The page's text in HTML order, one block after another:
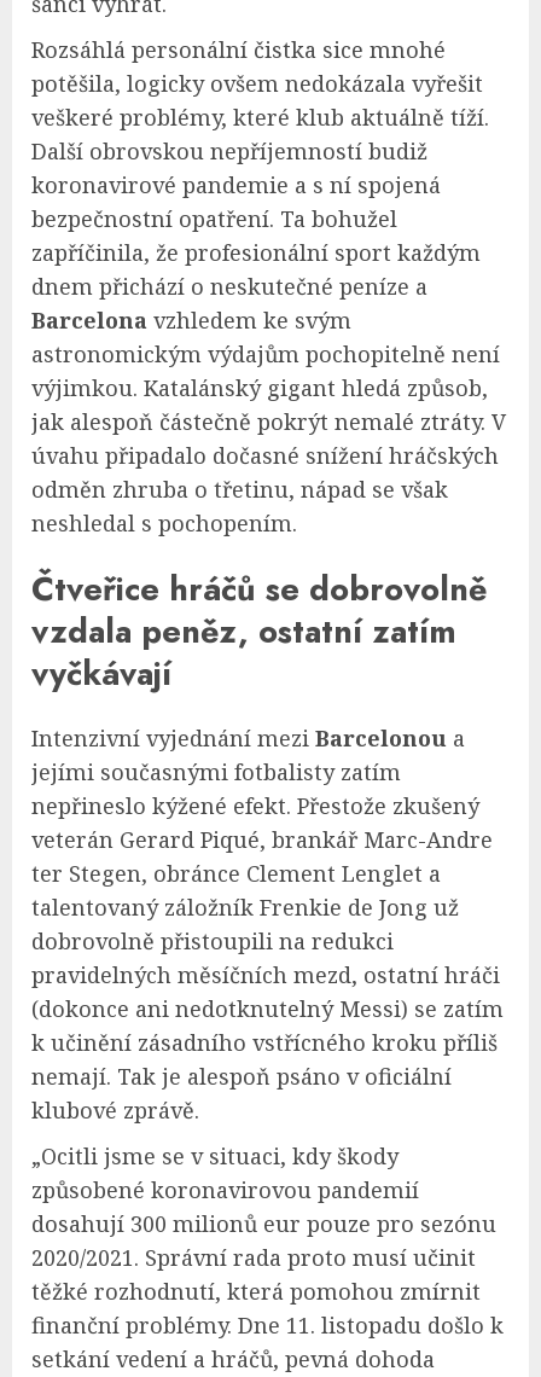
Rozsáhlá personální čistka sice mnohé
potěšila, logicky ovšem nedokázala vyřešit
veškeré problémy, které klub aktuálně tíží.
Další obrovskou nepříjemností budiž
koronavirové pandemie a s ní spojená
bezpečnostní opatření. Ta bohužel
zapříčinila, že profesionální sport každým
dnem přichází o neskutečné peníze a
Barcelona vzhledem ke svým
astronomickým výdajům pochopitelně není
výjimkou. Katalánský gigant hledá způsob,
jak alespoň částečně pokrýt nemalé ztráty. V
úvahu připadalo dočasné snížení hráčských
odměn zhruba o třetinu, nápad se však
neshledal s pochopením.
Čtveřice hráčů se dobrovolně
vzdala peněz, ostatní zatím
vyčkávají
Intenzivní vyjednání mezi Barcelonou a
jejími současnými fotbalisty zatím
nepřineslo kýžené efekt. Přestože zkušený
veterán Gerard Piqué, brankář Marc-Andre
ter Stegen, obránce Clement Lenglet a
talentovaný záložník Frenkie de Jong už
dobrovolně přistoupili na redukci
pravidelných měsíčních mezd, ostatní hráči
(dokonce ani nedotknutelný Messi) se zatím
k učinění zásadního vstřícného kroku příliš
nemají. Tak je alespoň psáno v oficiální
klubové zprávě.
„Ocitli jsme se v situaci, kdy škody
způsobené koronavirovou pandemií
dosahují 300 milionů eur pouze pro sezónu
2020/2021. Správní rada proto musí učinit
těžké rozhodnutí, která pomohou zmírnit
finanční problémy. Dne 11. listopadu došlo k
setkání vedení a hráčů, pevná dohoda